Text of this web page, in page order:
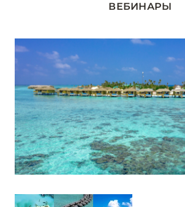
НУНУ
РАА
Alila Kothaifaru Maldives
Cora Cora Maldives
Dhigali Maldives
Emerald Faarufushi Resort & Spa
ВЕБИНАРЫ